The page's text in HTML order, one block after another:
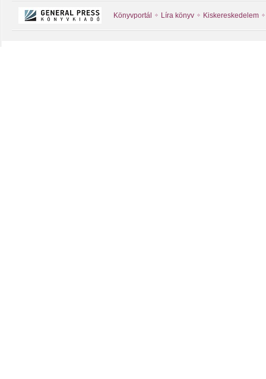
Könyvportál Líra könyv Kiskereskedelem